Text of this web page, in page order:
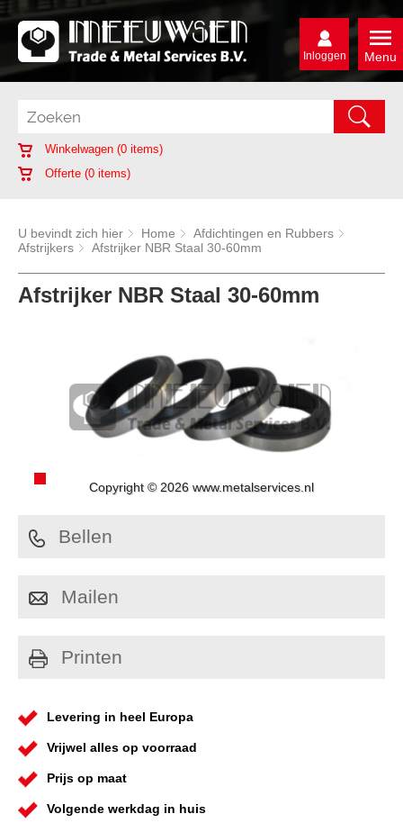
Menu
Inloggen
Winkelwagen (0 items)
Offerte (0 items)
U bevindt zich hier Home
Afdichtingen en Rubbers
Afstrijkers
Afstrijker NBR Staal 30-60mm
Afstrijker NBR Staal 30-60mm
Copyright © 2026 www.metalservices.nl
Bellen
Mailen
Printen
Levering in heel Europa
Vrijwel alles op voorraad
Prijs op maat
Volgende werkdag in huis